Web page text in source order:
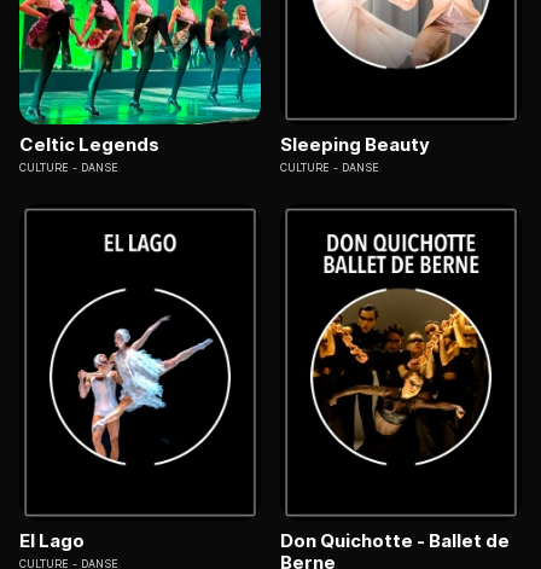
Celtic Legends
CULTURE DANSE
Sleeping Beauty
CULTURE DANSE
El Lago
CULTURE DANSE
Don Quichotte - Ballet de
Berne